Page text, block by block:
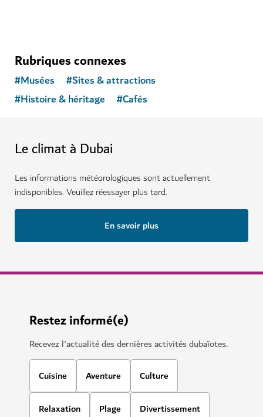
Rubriques connexes
#Musées #Sites & attractions
#Histoire & héritage #Cafés
Le climat à Dubai
Les informations météorologiques sont actuellement
indisponibles. Veuillez réessayer plus tard.
En savoir plus
Restez informé(e)
Recevez l'actualité des dernières activités dubaïotes.
Cuisine Aventure Culture
Relaxation Plage Divertissement